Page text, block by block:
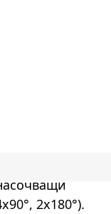
2x180°).